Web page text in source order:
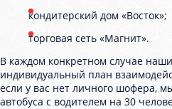
кондитерский дом «Восток»;
торговая сеть «Магнит».
В каждом конкретном случае
индивидуальный план
если у вас нет личного шофера,
автобуса с водителем на 30